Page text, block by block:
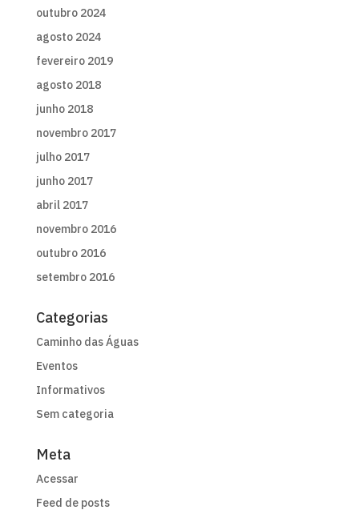
outubro 2024
agosto 2024
fevereiro 2019
agosto 2018
junho 2018
novembro 2017
julho 2017
junho 2017
abril 2017
novembro 2016
outubro 2016
setembro 2016
Categorias
Caminho das Águas
Eventos
Informativos
Sem categoria
Meta
Acessar
Feed de posts